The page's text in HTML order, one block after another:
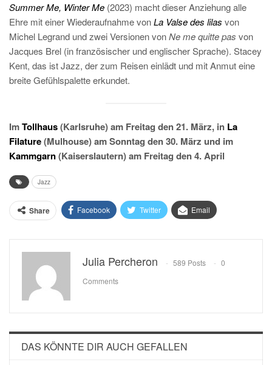
Summer Me, Winter Me (2023) macht dieser Anziehung alle
Ehre mit einer Wiederaufnahme vonLa Valse des lilas von
Michel Legrand und zwei Versionen vonNe me quitte pas von
Jacques Brel (in französischer und englischer Sprache). Stacey
Kent, das ist Jazz, der zum Reisen einlädt und mit Anmut eine
breite Gefühlspalette erkundet.
ImTollhaus(Karlsruhe) am Freitag den 21. März, in La
Filature(Mulhouse) am Sonntag den 30. März und im
Kammgarn(Kaiserslautern) am Freitag den 4. April
Jazz
Share Facebook Twitter Email
Julia Percheron 589 Posts
0
Comments
DAS KÖNNTE DIR AUCH GEFALLEN